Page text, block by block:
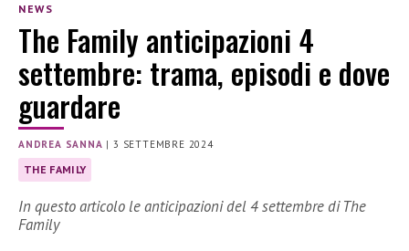
NEWS
The Family anticipazioni 4
settembre: trama, episodi e dove
guardare
ANDREA SANNA |3 SETTEMBRE 2024
THE FAMILY
In questo articolo le anticipazioni del 4 settembre di The
Family